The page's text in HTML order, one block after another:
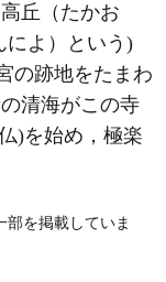
丘（たかお
によ）という)
の跡地をたまわ
清海がこの寺
)を始め，極楽
を掲載していま